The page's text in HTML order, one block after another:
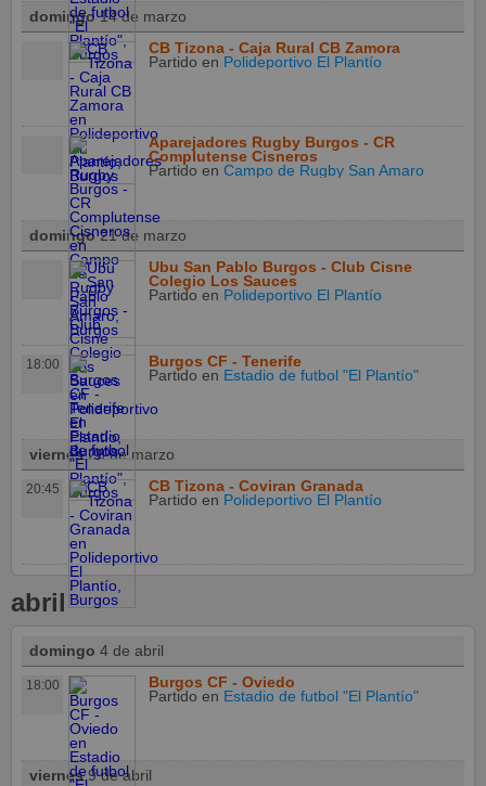
domingo14 de marzo
CB Tizona - Caja Rural CB Zamora
Partido en Polideportivo El Plantío
Aparejadores Rugby Burgos - CR
Complutense Cisneros
Partido en Campo de Rugby San Amaro
domingo21 de marzo
Ubu San Pablo Burgos - Club Cisne
Colegio Los Sauces
Partido en Polideportivo El Plantío
18:00
Burgos CF - Tenerife
Partido en Estadio de futbol "El Plantío"
viernes26 de marzo
20:45
CB Tizona - Coviran Granada
Partido en Polideportivo El Plantío
abril
domingo 4 de abril
18:00
Burgos CF - Oviedo
Partido en Estadio de futbol "El Plantío"
viernes9 de abril